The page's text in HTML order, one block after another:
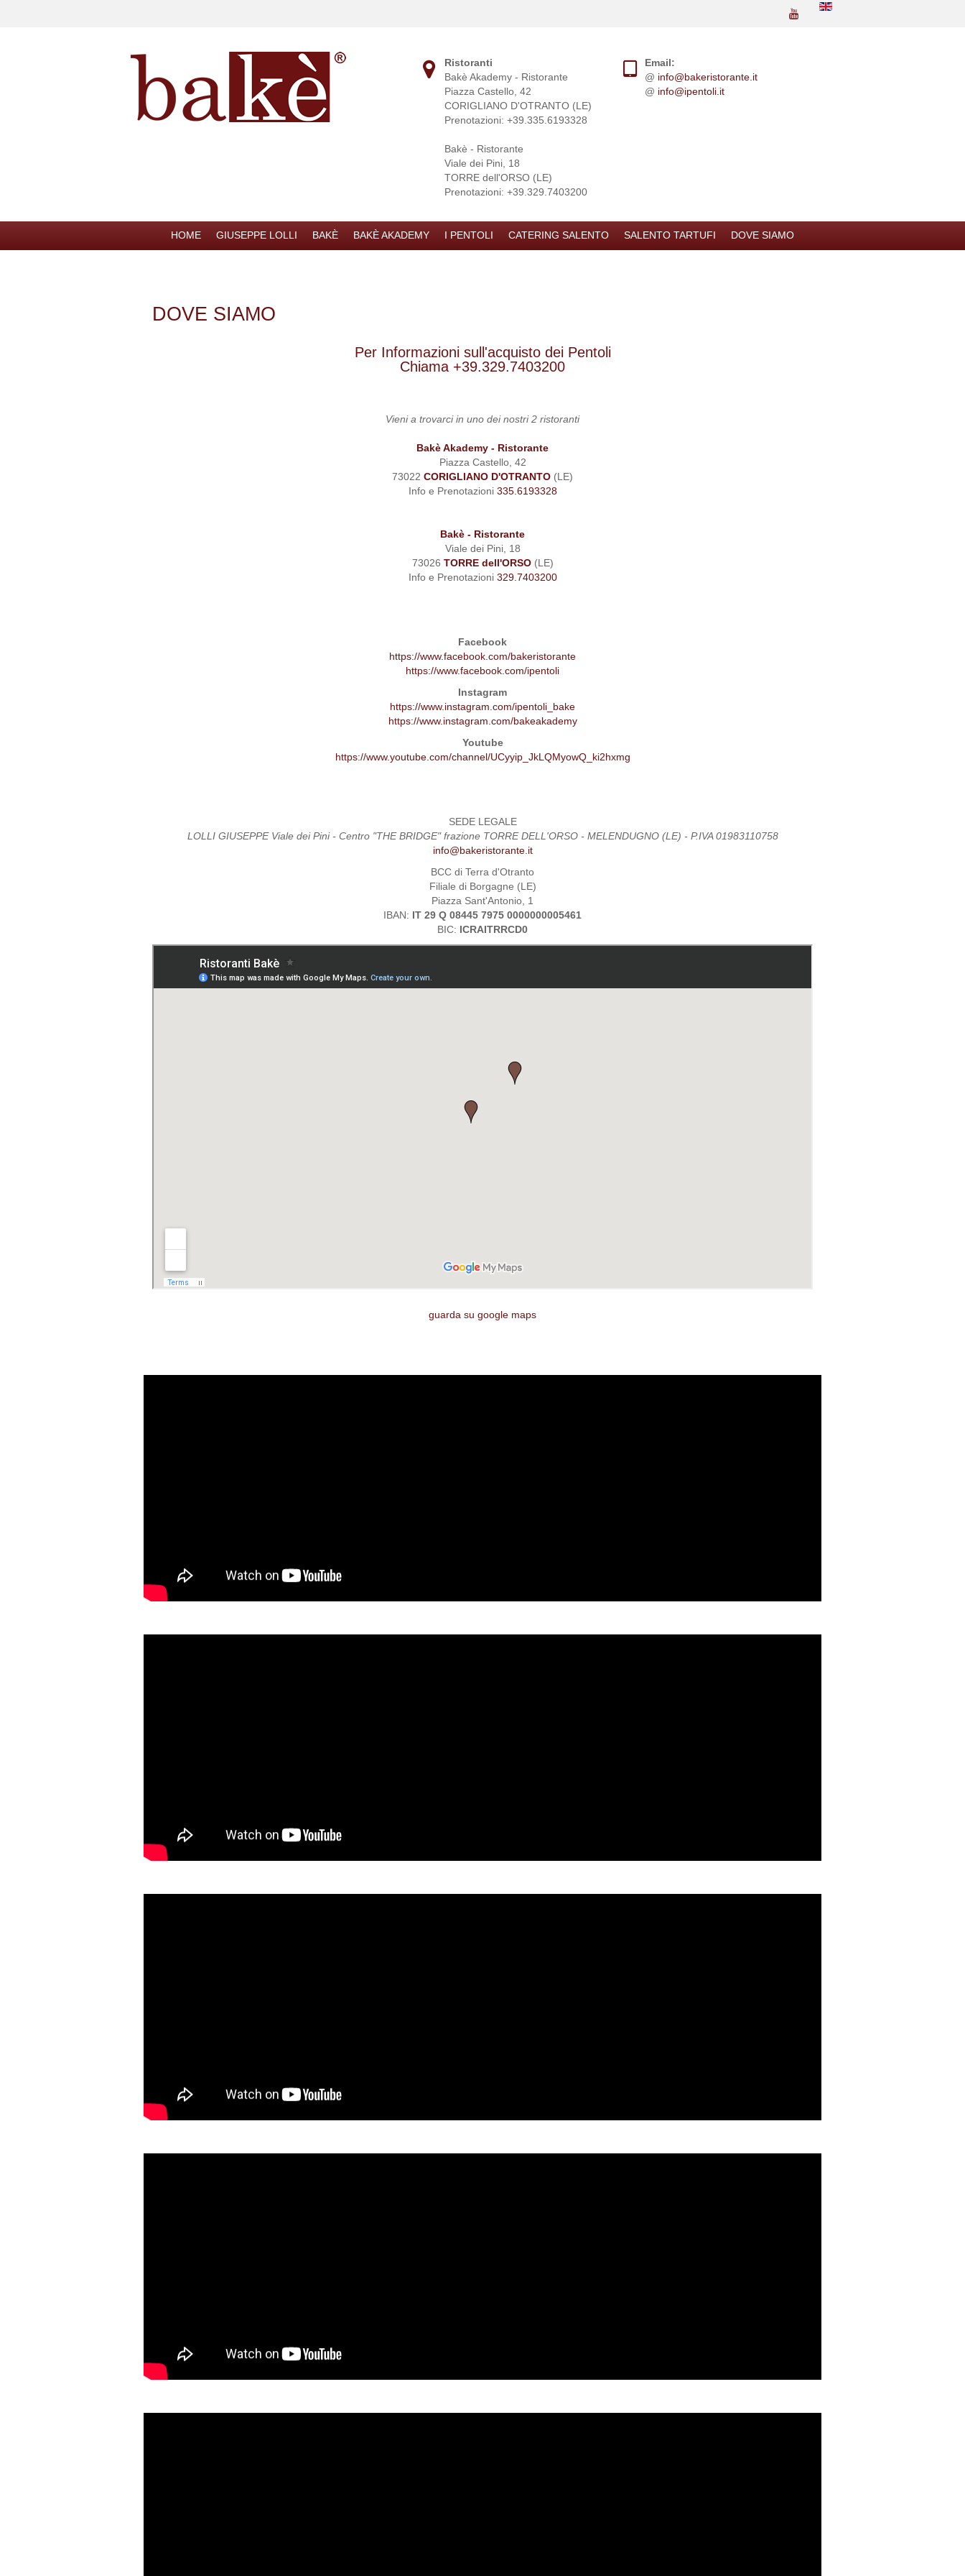
Ristoranti
Bakè Akademy - Ristorante
Piazza Castello, 42
CORIGLIANO D'OTRANTO (LE)
Prenotazioni: +39.335.6193328
Bakè - Ristorante
Viale dei Pini, 18
TORRE dell'ORSO (LE)
Prenotazioni: +39.329.7403200
Email:
@ info@bakeristorante.it
@ info@ipentoli.it
HOME GIUSEPPE LOLLI BAKÈ BAKÈ AKADEMY I PENTOLI CATERING SALENTO SALENTO TARTUFI DOVE SIAMO
DOVE SIAMO
Per Informazioni sull'acquisto dei Pentoli
Chiama +39.329.7403200
Vieni a trovarci in uno dei nostri 2 ristoranti
Bakè Akademy - Ristorante
Piazza Castello, 42
73022 CORIGLIANO D'OTRANTO (LE)
Info e Prenotazioni 335.6193328
Bakè - Ristorante
Viale dei Pini, 18
73026 TORRE dell'ORSO(LE)
Info e Prenotazioni 329.7403200
Facebook
https://www.facebook.com/bakeristorante
https://www.facebook.com/ipentoli
Instagram
https://www.instagram.com/ipentoli_bake
https://www.instagram.com/bakeakademy
Youtube
https://www.youtube.com/channel/UCyyip_JkLQMyowQ_ki2hxmg
SEDE LEGALE
LOLLI GIUSEPPE Viale dei Pini - Centro "THE BRIDGE" frazione TORRE DELL'ORSO - MELENDUGNO (LE) - P.IVA 01983110758
info@bakeristorante.it
BCC di Terra d'Otranto
Filiale di Borgagne (LE)
Piazza Sant'Antonio, 1
IBAN: IT 29 Q 08445 7975 0000000005461
BIC: ICRAITRRCD0
guarda su google maps